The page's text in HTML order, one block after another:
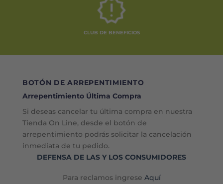
CLUB DE BENEFICIOS
BOTÓN DE ARREPENTIMIENTO
Arrepentimiento Última Compra
Si deseas cancelar tu última compra en nuestra
Tienda On Line, desde el botón de
arrepentimiento podrás solicitar la cancelación
inmediata de tu pedido.
DEFENSA DE LAS Y LOS CONSUMIDORES
Para reclamos ingrese Aquí